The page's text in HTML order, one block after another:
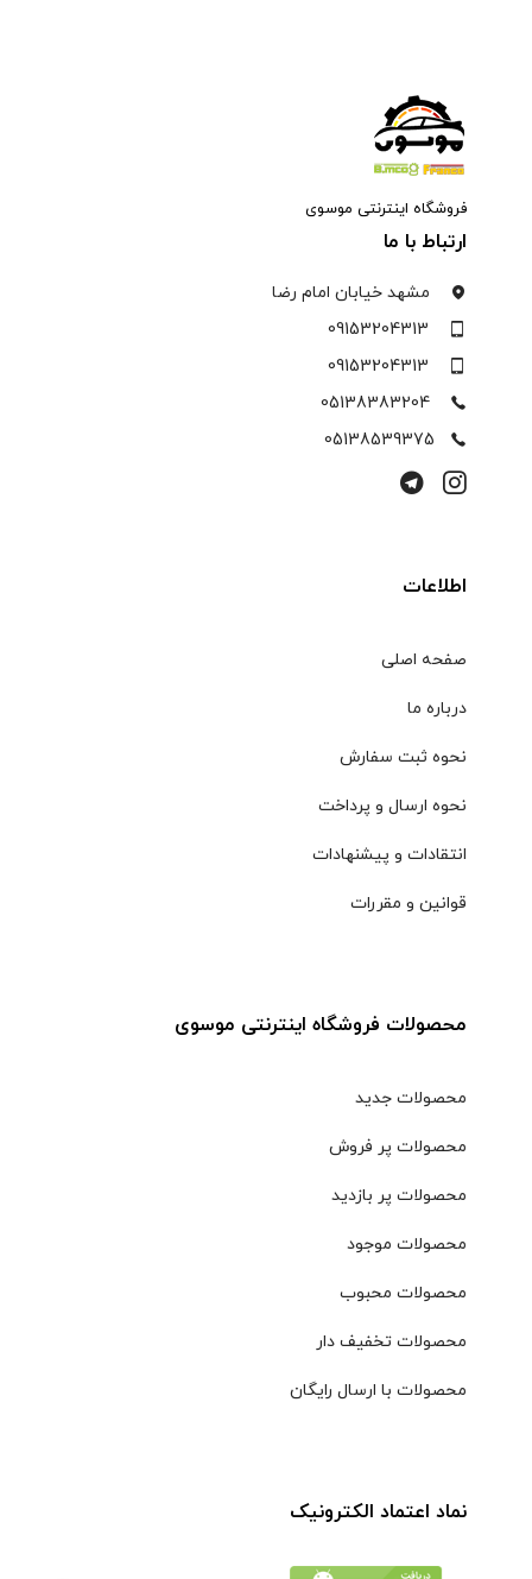
فروشگاه اینترنتی موسوی
ارتباط با ما
مشهد خیابان امام رضا
09153204313
09153204313
05138383204
05138539375
اطلاعات
صفحه اصلی
درباره ما
نحوه ثبت سفارش
نحوه ارسال و پرداخت
انتقادات و پیشنهادات
قوانین و مقررات
محصولات فروشگاه اینترنتی موسوی
محصولات جدید
محصولات پر فروش
محصولات پر بازدید
محصولات موجود
محصولات محبوب
محصولات تخفیف دار
محصولات با ارسال رایگان
نماد اعتماد الکترونیک